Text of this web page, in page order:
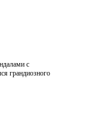
с
грандиозного